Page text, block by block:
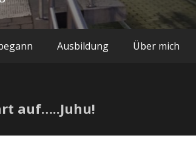
Ausbildung Über mich
auf…..Juhu!